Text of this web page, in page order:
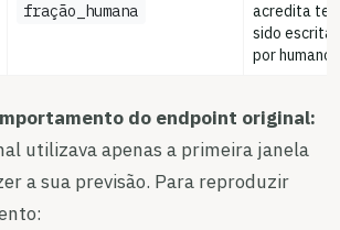
fração_humana
acredita ter
sido escrita
por humanos
do endpoint original:
utilizava apenas a primeira janela
a sua previsão. Para reproduzir